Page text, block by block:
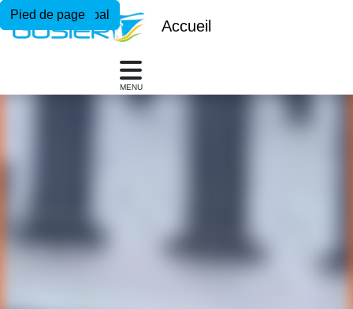
Menu principal
Contenu principal
Pied de page
Accueil
MENU